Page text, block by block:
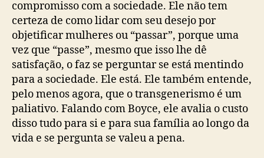
compromisso com a sociedade. Ele não tem
certeza de como lidar com seu desejo por
objetificar mulheres ou “passar”, porque uma
vez que “passe”, mesmo que isso lhe dê
satisfação, o faz se perguntar se está mentindo
para a sociedade. Ele está. Ele também entende,
pelo menos agora, que o transgenerismo é um
paliativo. Falando com Boyce, ele avalia o custo
disso tudo para si e para sua família ao longo da
vida e se pergunta se valeu a pena.